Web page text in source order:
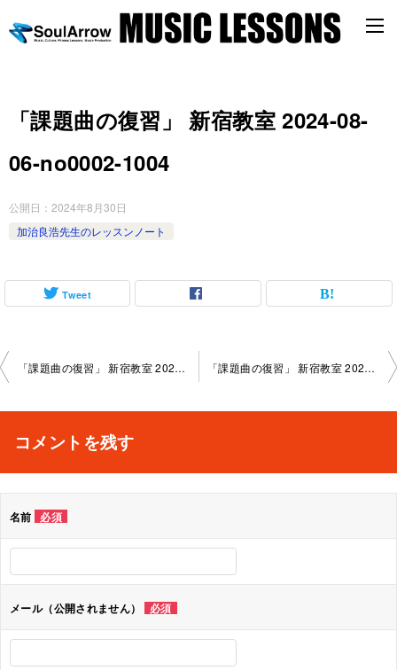
「課題曲の復習」 新宿教室 2024-08-
06-no0002-1004
公開日： 2024年8月30日
加治良浩先生のレッスンノート
Tweet
投
ビ
シ
ョ
ン
「課題曲の復習」 新宿教室 2024-07-23-no0002-1052 「課題曲の復習」 新宿教室 2024-08-06-no0002-1052
コメントを残す
名前 必須
メール（公開されません） 必須